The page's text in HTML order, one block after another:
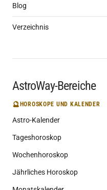
Blog
Verzeichnis
AstroWay-Bereiche
🔮HOROSKOPE UND KALENDER
Astro-Kalender
Tageshoroskop
Wochenhoroskop
Jährliches Horoskop